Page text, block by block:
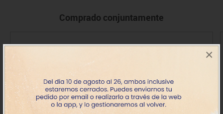
×
Comprado conjuntamente